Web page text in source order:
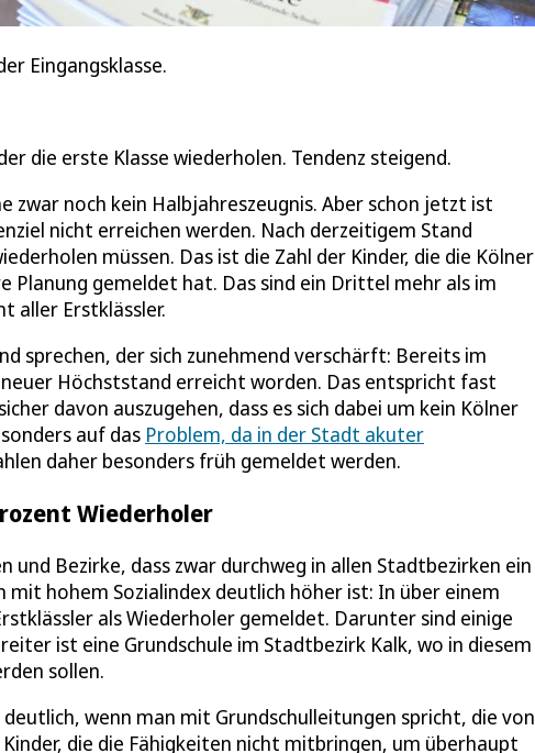
Eingangsklasse.
die erste Klasse wiederholen. Tendenz steigend.
zwar noch kein Halbjahreszeugnis. Aber schon jetzt ist
nicht erreichen werden. Nach derzeitigem Stand
müssen. Das ist die Zahl der Kinder, die die Kölner
Planung gemeldet hat. Das sind ein Drittel mehr als im
aller Erstklässler.
sprechen, der sich zunehmend verschärft: Bereits im
Höchststand erreicht worden. Das entspricht fast
davon auszugehen, dass es sich dabei um kein Kölner
auf das Problem, da in der Stadt akuter
daher besonders früh gemeldet werden.
Wiederholer
und Bezirke, dass zwar durchweg in allen Stadtbezirken ein
hohem Sozialindex deutlich höher ist: In über einem
als Wiederholer gemeldet. Darunter sind einige
ist eine Grundschule im Stadtbezirk Kalk, wo in diesem
sollen.
wenn man mit Grundschulleitungen spricht, die von
die die Fähigkeiten nicht mitbringen, um überhaupt